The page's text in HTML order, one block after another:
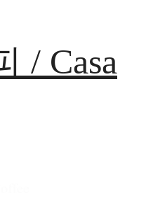
/ Casa